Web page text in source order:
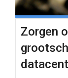
Zorgen